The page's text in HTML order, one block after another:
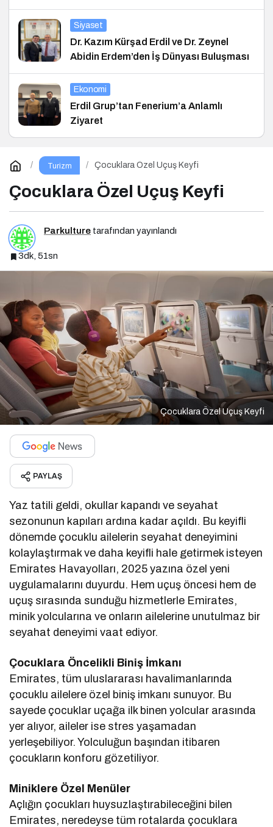
Siyaset
Dr. Kazım Kürşad Erdil ve Dr. Zeynel
Abidin Erdem’den İş Dünyası Buluşması
Ekonomi
Erdil Grup’tan Fenerium’a Anlamlı
Ziyaret
Turizm Çocuklara Özel Uçuş Keyfi
Çocuklara Özel Uçuş Keyfi
Parkulture tarafından yayınlandı
3dk, 51sn
Çocuklara Özel Uçuş Keyfi
PAYLAŞ
Yaz tatili geldi, okullar kapandı ve seyahat
sezonunun kapıları ardına kadar açıldı. Bu keyifli
dönemde çocuklu ailelerin seyahat deneyimini
kolaylaştırmak ve daha keyifli hale getirmek isteyen
Emirates Havayolları, 2025 yazına özel yeni
uygulamalarını duyurdu. Hem uçuş öncesi hem de
uçuş sırasında sunduğu hizmetlerle Emirates,
minik yolcularına ve onların ailelerine unutulmaz bir
seyahat deneyimi vaat ediyor.
Çocuklara Öncelikli Biniş İmkanı
Emirates, tüm uluslararası havalimanlarında
çocuklu ailelere özel biniş imkanı sunuyor. Bu
sayede çocuklar uçağa ilk binen yolcular arasında
yer alıyor, aileler ise stres yaşamadan
yerleşebiliyor. Yolculuğun başından itibaren
çocukların konforu gözetiliyor.
Miniklere Özel Menüler
Açlığın çocukları huysuzlaştırabileceğini bilen
Emirates, neredeyse tüm rotalarda çocuklara